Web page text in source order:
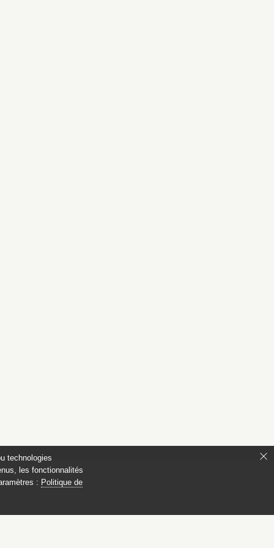
technologies
les fonctionnalités
: Politique de